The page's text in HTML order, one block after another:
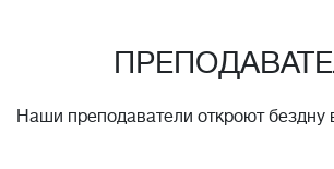
Наши преподаватели откроют бездну